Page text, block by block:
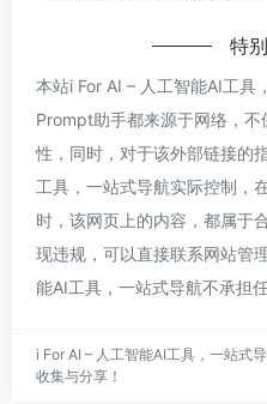
特
本站i For AI – 人工智能AI工
Prompt助手都来源于网络，
性，同时，对于该外部链接的
工具，一站式导航实际控制
时，该网页上的内容，都属于
现违规，可以直接联系网站管
能AI工具，一站式导航不承担任
i For AI – 人工智能AI工具，一站式
收集与分享！